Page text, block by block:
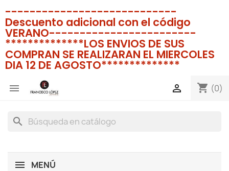
----------------------------
Descuento adicional con el código
VERANO------------------------
**************LOS ENVIOS DE SUS
COMPRAN SE REALIZARAN EL MIERCOLES
DIA 12 DE AGOSTO**************
 shopping_cart (0)

search
MENÚ